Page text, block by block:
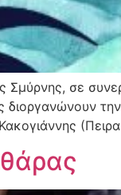
Σμύρνης, σε
διοργανώνουν